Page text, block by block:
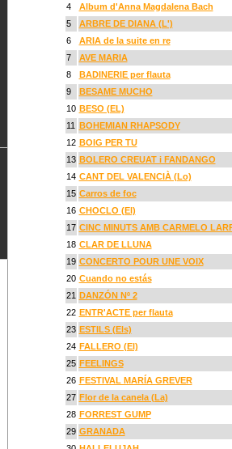
4
Album d'Anna Magdalena Bach
5
ARBRE DE DIANA (L')
6
ARIA de la suite en re
7
AVE MARIA
8
BADINERIE per flauta
9
BESAME MUCHO
10 BESO (EL)
11 BOHEMIAN RHAPSODY
12 BOIG PER TU
13 BOLERO CREUAT i FANDANGO
14 CANT DEL VALENCIÀ (Lo)
15 Carros de foc
16 CHOCLO (El)
17 CINC MINUTS AMB CARMELO
18 CLAR DE LLUNA
19 CONCERTO POUR UNE VOIX
20 Cuando no estás
21 DANZÓN Nº 2
22 ENTR'ACTE per flauta
23 ESTILS (Els)
24 FALLERO (El)
25 FEELINGS
26 FESTIVAL MARÍA GREVER
27 Flor de la canela (La)
28 FORREST GUMP
29 GRANADA